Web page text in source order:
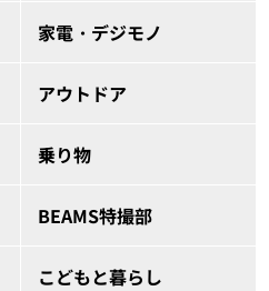
家電・デジモノ
アウトドア
乗り物
BEAMS特撮部
こどもと暮らし